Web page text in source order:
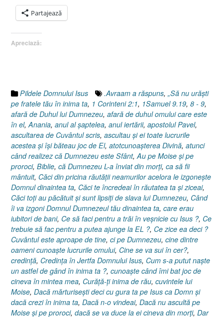
16.28-
31”
Partajează
Apreciază:
Pildele Domnului Isus .Avraam a răspuns, „Să nu urăşti
pe fratele tău în inima ta, 1 Corinteni 2:1, 1Samuel 9.19, 8 - 9,
afară de Duhul lui Dumnezeu, afară de duhul omului care este
în el, Anania, anul al şaptelea, anul iertării, apostolul Pavel,
ascultarea de Cuvântul scris, ascultau şi ei toate lucrurile
acestea şi îşi băteau joc de El, atotcunoaşterea Divină, atunci
când realizez că Dumnezeu este Sfânt, Au pe Moise şi pe
proroci, Biblie, că Dumnezeu L-a înviat din morţi, ca să fii
mântuit, Căci din pricina răutăţii neamurilor acelora le izgoneşte
Domnul dinaintea ta, Căci te încredeai în răutatea ta şi ziceai,
Căci toţi au păcătuit şi sunt lipsiţi de slava lui Dumnezeu, Când
îi va izgoni Domnul Dumnezeul tău dinaintea ta, care erau
iubitori de bani, Ce să faci pentru a trăi în veşnicie cu Isus ?, Ce
trebuie să fac pentru a putea ajunge la EL ?, Ce zice ea deci ?
Cuvântul este aproape de tine, ci pe Dumnezeu, cine dintre
oameni cunoaşte lucrurile omului, Cine se va sui în cer?,
credinţă, Credinţa în Jertfa Domnului Isus, Cum s-a putut naşte
un astfel de gând în inima ta ?, cunoaşte când îmi bat joc de
cineva în mintea mea, Curăţă-ţi inima de rău, cuvintele lui
Moise, Dacă mărturiseşti deci cu gura ta pe Isus ca Domn şi
dacă crezi în inima ta, Dacă n-o vindeai, Dacă nu ascultă pe
Moise şi pe proroci, dacă se va duce la ei cineva din morţi, Dar